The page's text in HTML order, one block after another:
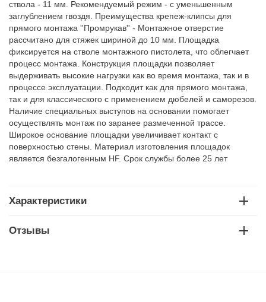
ствола - 11 мм. Рекомендуемый режим - с уменьшенным
заглублением гвоздя. Преимущества крепеж-клипсы для
прямого монтажа ''Промрукав'' - Монтажное отверстие
рассчитано для стяжек шириной до 10 мм. Площадка
фиксируется на стволе монтажного пистолета, что облегчает
процесс монтажа. Конструкция площадки позволяет
выдерживать высокие нагрузки как во время монтажа, так и в
процессе эксплуатации. Подходит как для прямого монтажа,
так и для классического с применением дюбелей и саморезов.
Наличие специальных выступов на основании помогает
осуществлять монтаж по заранее размеченной трассе.
Широкое основание площадки увеличивает контакт с
поверхностью стены. Материал изготовления площадок
является безгалогенным HF. Срок службы более 25 лет
Характеристики
Отзывы